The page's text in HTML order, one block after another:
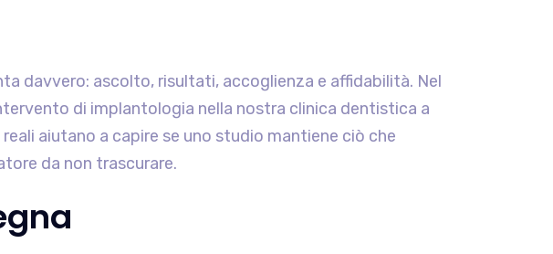
davvero: ascolto, risultati, accoglienza e affidabilità. Nel
di implantologia nella nostra clinica dentistica a
aiutano a capire se uno studio mantiene ciò che
da non trascurare.